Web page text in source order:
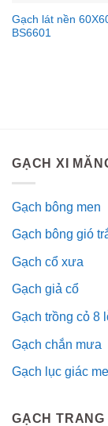
Gạch lát nền
BS6601
GẠCH XI
Gạch bông men
Gạch bông gió
Gạch cổ xưa
Gạch giả cổ
Gạch trồng cỏ 8
Gạch chắn mưa
Gạch lục giác
GẠCH